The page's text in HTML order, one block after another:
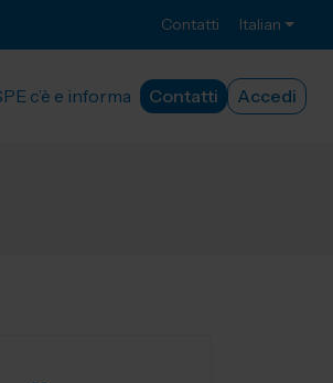
Contatti Italian
c’è e informa Contatti Accedi